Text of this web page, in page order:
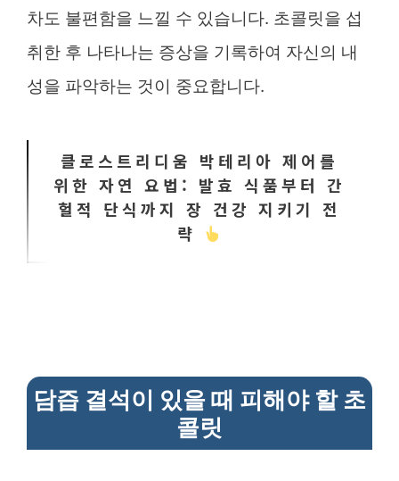
차도 불편함을 느낄 수 있습니다. 초콜릿을 섭
취한 후 나타나는 증상을 기록하여 자신의 내
성을 파악하는 것이 중요합니다.
클로스트리디움 박테리아 제어를
위한 자연 요법: 발효 식품부터 간
헐적 단식까지 장 건강 지키기 전
략
담즙 결석이 있을 때 피해야 할 초
콜릿